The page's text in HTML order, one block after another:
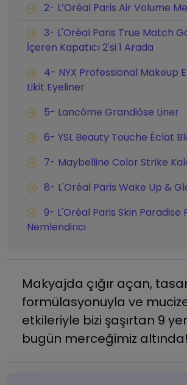
2- L’Oréal Paris Air Volume
3- L'Oréal Paris True Match
İçeren Kapatıcı 2'si 1 Arada
4- NYX Professional Makeup
Likit Eyeliner
5- Lancôme Grandiôse Liner
6- YSL Beauty Touche Éclat
7- Maybelline Color Strike
8- L'Oréal Paris Wake Up &
9- L'Oréal Paris Skin Paradise
Nemlendirici
Makyajda çığır açan,
formülasyonuyla ve
etkileriyle bizi şaşırtan 9
bugün merceğimiz altında!